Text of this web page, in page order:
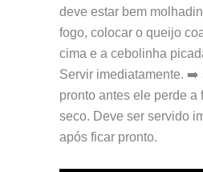
deve estar bem
fogo, colocar o queijo
cima e a cebolinha
Servir imediatamente. ➡️
pronto antes ele perde a
seco. Deve ser servido
após ficar pronto.